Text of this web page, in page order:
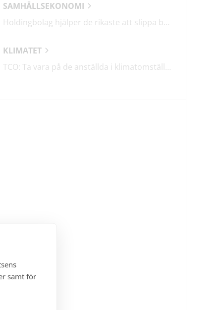
samt för
SAMHÄLLSEKONOMI
Holdingbolag hjälper de rikaste att slippa betala miljarder i skatt
KLIMATET
TCO: Ta vara på de anställda i klimatomställningen